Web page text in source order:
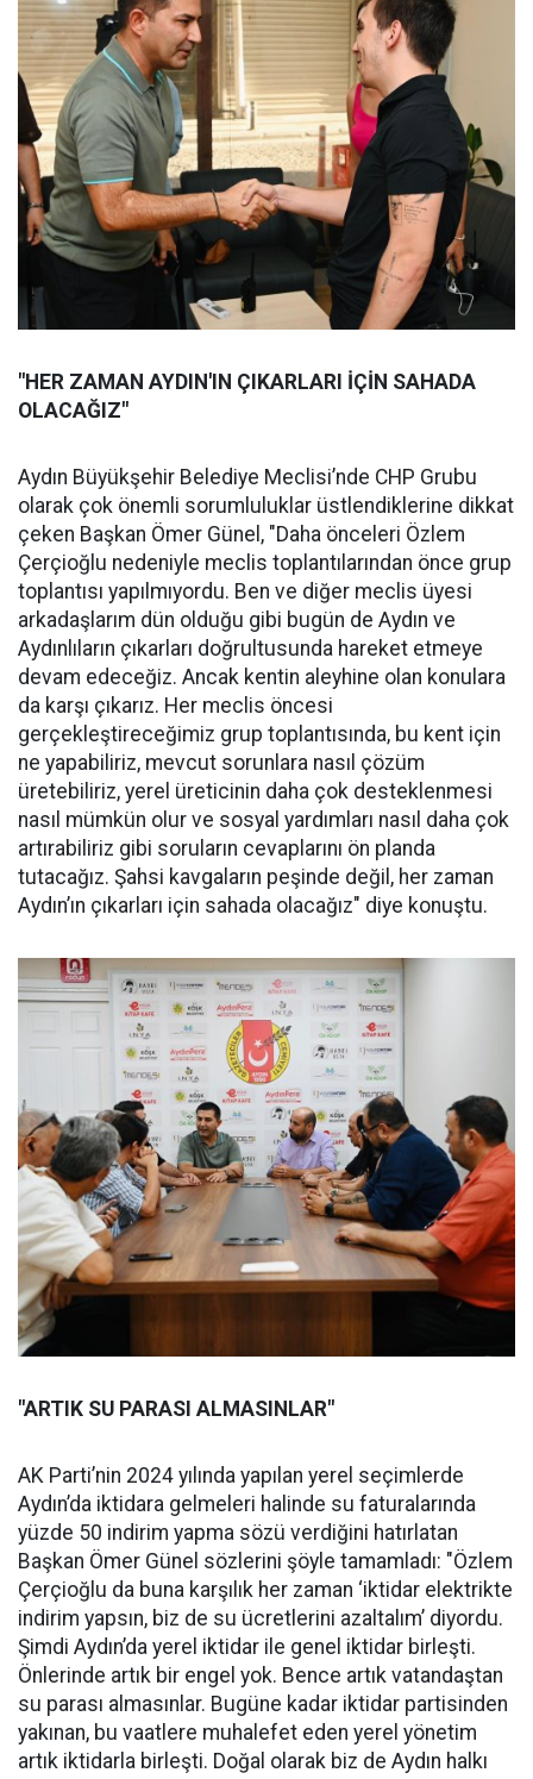
"HER ZAMAN AYDIN'IN ÇIKARLARI İÇİN SAHADA
OLACAĞIZ"
Aydın Büyükşehir Belediye Meclisi’nde CHP Grubu
olarak çok önemli sorumluluklar üstlendiklerine dikkat
çeken Başkan Ömer Günel, "Daha önceleri Özlem
Çerçioğlu nedeniyle meclis toplantılarından önce grup
toplantısı yapılmıyordu. Ben ve diğer meclis üyesi
arkadaşlarım dün olduğu gibi bugün de Aydın ve
Aydınlıların çıkarları doğrultusunda hareket etmeye
devam edeceğiz. Ancak kentin aleyhine olan konulara
da karşı çıkarız. Her meclis öncesi
gerçekleştireceğimiz grup toplantısında, bu kent için
ne yapabiliriz, mevcut sorunlara nasıl çözüm
üretebiliriz, yerel üreticinin daha çok desteklenmesi
nasıl mümkün olur ve sosyal yardımları nasıl daha çok
artırabiliriz gibi soruların cevaplarını ön planda
tutacağız. Şahsi kavgaların peşinde değil, her zaman
Aydın’ın çıkarları için sahada olacağız" diye konuştu.
"ARTIK SU PARASI ALMASINLAR"
AK Parti’nin 2024 yılında yapılan yerel seçimlerde
Aydın’da iktidara gelmeleri halinde su faturalarında
yüzde 50 indirim yapma sözü verdiğini hatırlatan
Başkan Ömer Günel sözlerini şöyle tamamladı: "Özlem
Çerçioğlu da buna karşılık her zaman ‘iktidar elektrikte
indirim yapsın, biz de su ücretlerini azaltalım’ diyordu.
Şimdi Aydın’da yerel iktidar ile genel iktidar birleşti.
Önlerinde artık bir engel yok. Bence artık vatandaştan
su parası almasınlar. Bugüne kadar iktidar partisinden
yakınan, bu vaatlere muhalefet eden yerel yönetim
artık iktidarla birleşti. Doğal olarak biz de Aydın halkı